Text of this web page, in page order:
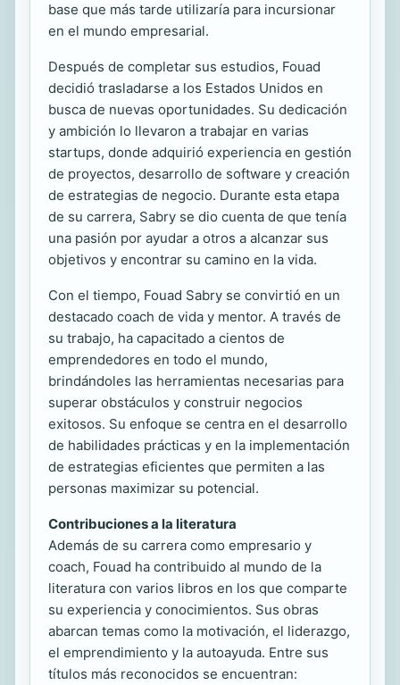
base que más tarde utilizaría para incursionar
en el mundo empresarial.
Después de completar sus estudios, Fouad
decidió trasladarse a los Estados Unidos en
busca de nuevas oportunidades. Su dedicación
y ambición lo llevaron a trabajar en varias
startups, donde adquirió experiencia en gestión
de proyectos, desarrollo de software y creación
de estrategias de negocio. Durante esta etapa
de su carrera, Sabry se dio cuenta de que tenía
una pasión por ayudar a otros a alcanzar sus
objetivos y encontrar su camino en la vida.
Con el tiempo, Fouad Sabry se convirtió en un
destacado coach de vida y mentor. A través de
su trabajo, ha capacitado a cientos de
emprendedores en todo el mundo,
brindándoles las herramientas necesarias para
superar obstáculos y construir negocios
exitosos. Su enfoque se centra en el desarrollo
de habilidades prácticas y en la implementación
de estrategias eficientes que permiten a las
personas maximizar su potencial.
Contribuciones a la literatura
Además de su carrera como empresario y
coach, Fouad ha contribuido al mundo de la
literatura con varios libros en los que comparte
su experiencia y conocimientos. Sus obras
abarcan temas como la motivación, el liderazgo,
el emprendimiento y la autoayuda. Entre sus
títulos más reconocidos se encuentran: